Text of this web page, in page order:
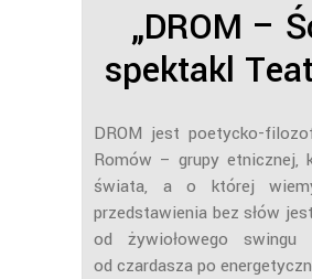
„DROM –
spektakl
DROM jest poetycko-
Romów – grupy etnicznej,
świata, a o której
przedstawienia bez słów
od żywiołowego swingu
od czardasza po